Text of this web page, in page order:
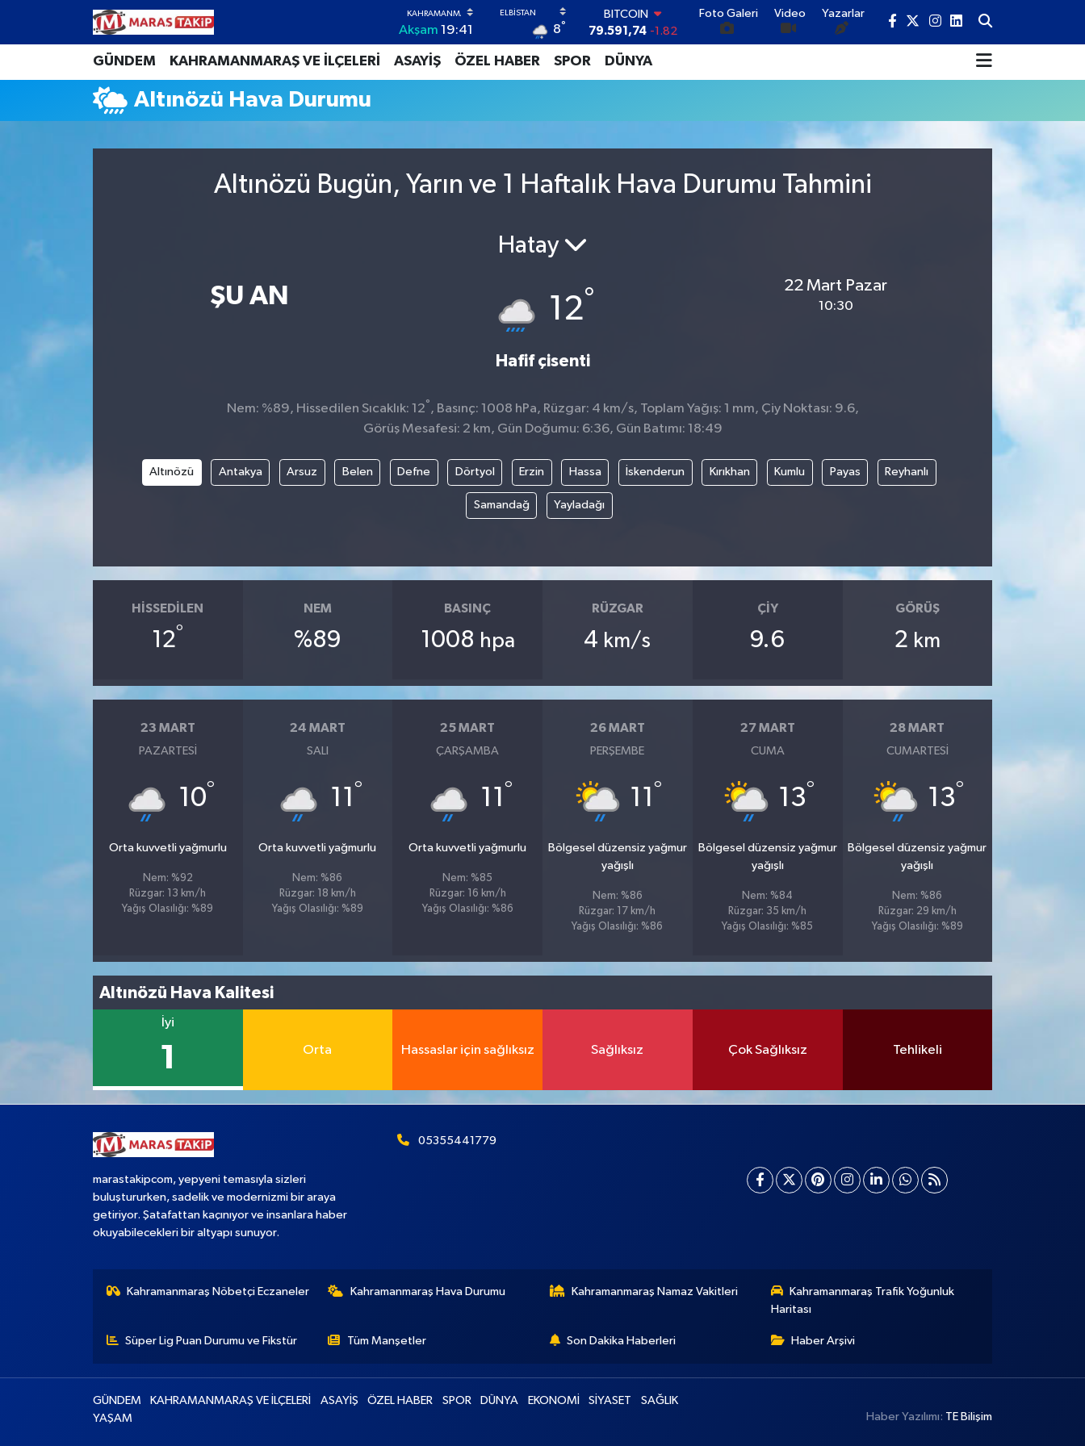
Akşam 19:41 8°
BITCOIN
79.591,74 -1.82
DOLAR
45,43620 0.02
EURO
G.ALTIN
BİST100
Foto Galeri Video Yazarlar
GÜNDEM KAHRAMANMARAŞ VE İLÇELERİ ASAYİŞ ÖZEL HABER SPOR DÜNYA
Altınözü Hava Durumu
Altınözü Bugün, Yarın ve 1 Haftalık Hava Durumu Tahmini
ŞU AN
Hatay
12°
Hafif çisenti
22 Mart Pazar
10:30
Nem: %89, Hissedilen Sıcaklık: 12° , Basınç: 1008 hPa, Rüzgar: 4 km/s, Toplam Yağış: 1 mm, Çiy Noktası: 9.6,
Görüş Mesafesi: 2 km, Gün Doğumu: 6:36, Gün Batımı: 18:49
Altınözü Antakya Arsuz Belen Defne Dörtyol Erzin Hassa İskenderun Kırıkhan Kumlu Payas Reyhanlı
Samandağ Yayladağı
HISSEDILEN
12°
NEM
%89
BASINÇ
1008 hpa
RÜZGAR
4 km/s
ÇIY
9.6
GÖRÜŞ
2 km
23 MART
PAZARTESI
10°
Orta kuvvetli yağmurlu
Nem: %92
Rüzgar: 13 km/h
Yağış Olasılığı: %89
24 MART
SALI
11 °
Orta kuvvetli yağmurlu
Nem: %86
Rüzgar: 18 km/h
Yağış Olasılığı: %89
25 MART
ÇARŞAMBA
11 °
Orta kuvvetli yağmurlu
Nem: %85
Rüzgar: 16 km/h
Yağış Olasılığı: %86
26 MART
PERŞEMBE
11 °
Bölgesel düzensiz yağmur
yağışlı
Nem: %86
Rüzgar: 17 km/h
Yağış Olasılığı: %86
27 MART
CUMA
13°
Bölgesel düzensiz yağmur
yağışlı
Nem: %84
Rüzgar: 35 km/h
Yağış Olasılığı: %85
28 MART
CUMARTESI
13°
Bölgesel düzensiz yağmur
yağışlı
Nem: %86
Rüzgar: 29 km/h
Yağış Olasılığı: %89
Altınözü Hava Kalitesi
İyi
1 Orta Hassaslar için sağlıksız Sağlıksız Çok Sağlıksız Tehlikeli
marastakipcom, yepyeni temasıyla sizleri
buluştururken, sadelik ve modernizmi bir araya
getiriyor. Şatafattan kaçınıyor ve insanlara haber
okuyabilecekleri bir altyapı sunuyor.
05355441779
Kahramanmaraş Nöbetçi Eczaneler Kahramanmaraş Hava Durumu Kahramanmaraş Namaz Vakitleri
Kahramanmaraş Trafik Yoğunluk
Haritası
Süper Lig Puan Durumu ve Fikstür Tüm Manşetler Son Dakika Haberleri Haber Arşivi
GÜNDEM KAHRAMANMARAŞ VE İLÇELERİ ASAYİŞ ÖZEL HABER SPOR DÜNYA EKONOMİ SİYASET
SAĞLIK
YAŞAM
Haber Yazılımı: TE Bilişim
Kahramanmaraş Nöbetçi Eczaneler
Kahramanmaraş Hava Durumu
Kahramanmaraş Trafik Yoğunluk Haritası